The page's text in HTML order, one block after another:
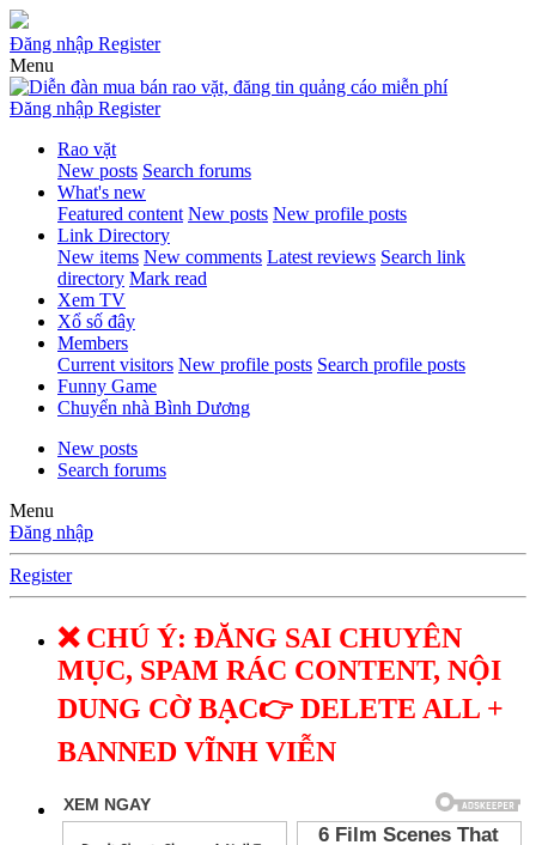
Đăng nhập Register
Menu
Đăng nhập Register
Rao vặt
New posts Search forums
What's new
Featured content New posts New profile posts
Link Directory
New items New comments Latest reviews Search link
directory Mark read
Xem TV
Xổ số đây
Members
Current visitors New profile posts Search profile posts
Funny Game
Chuyển nhà Bình Dương
New posts
Search forums
Menu
Đăng nhập
Register
❌ CHÚ Ý: ĐĂNG SAI CHUYÊN
MỤC, SPAM RÁC CONTENT, NỘI
DUNG CỜ BẠC👉 DELETE ALL +
BANNED VĨNH VIỄN